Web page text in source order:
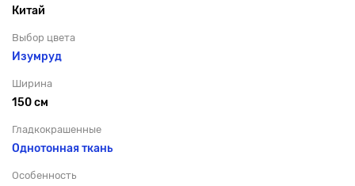
Китай
Выбор цвета
Изумруд
Ширина
150 см
Гладкокрашенные
Однотонная ткань
Особенность